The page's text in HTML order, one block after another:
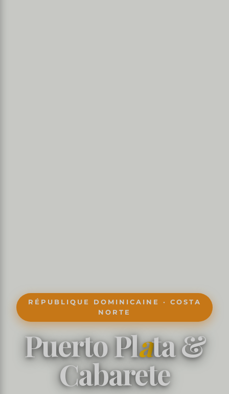
RÉPUBLIQUE DOMINICAINE · COSTA
NORTE
Puerto Plata &
Cabarete